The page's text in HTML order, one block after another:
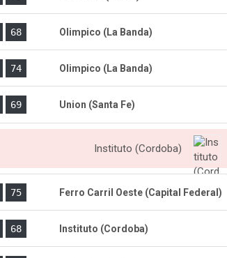
68 Olimpico (La Banda)
74 Olimpico (La Banda)
69 Union (Santa Fe)
Instituto (Cordoba)
75 Ferro Carril Oeste (Capital Federal)
68 Instituto (Cordoba)